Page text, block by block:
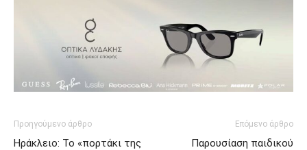
Προηγούμενο άρθρο
Ηράκλειο: Το «πορτάκι της
Επόμενο άρθρο
Παρουσίαση παιδικού